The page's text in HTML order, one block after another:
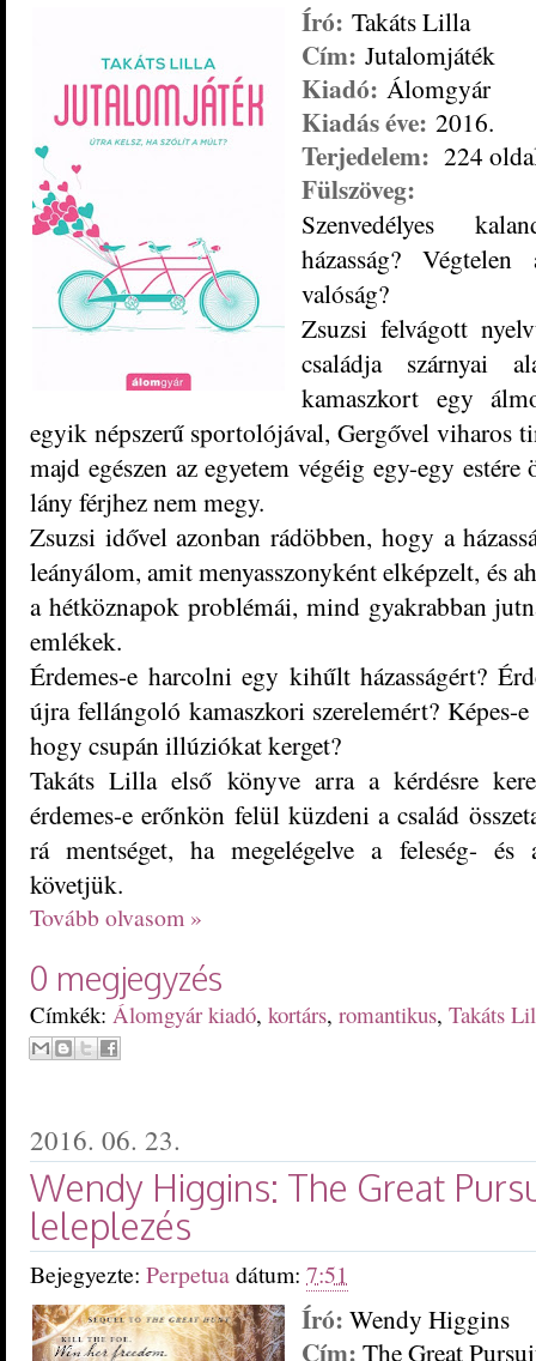
Író: Takáts Lilla
Cím: Jutalomjáték
Kiadó: Álomgyár
Kiadás éve: 2016.
Terjedelem: 224
Fülszöveg:
Szenvedélyes
házasság?
valóság?
Zsuzsi felvágott
családja szárnyai
kamaszkort egy
egyik népszerű sportolójával, Gergővel viharos
majd egészen az egyetem végéig egy-egy
lány férjhez nem megy.
Zsuzsi idővel azonban rádöbben, hogy a
leányálom, amit menyasszonyként elképzelt, és
a hétköznapok problémái, mind gyakrabban
emlékek.
Érdemes-e harcolni egy kihűlt házasságért?
újra fellángoló kamaszkori szerelemért? Képes-
hogy csupán illúziókat kerget?
Takáts Lilla első könyve arra a kérdésre
érdemes-e erőnkön felül küzdeni a család
rá mentséget, ha megelégelve a feleség- és
követjük.
Tovább olvasom »
0 megjegyzés
Címkék: Álomgyár kiadó, kortárs, romantikus, Takáts
2016. 06. 23.
Wendy Higgins: The Great
leleplezés
Bejegyezte: Perpetuadátum: 7:51
Író: Wendy Higgins
Cím: The Great